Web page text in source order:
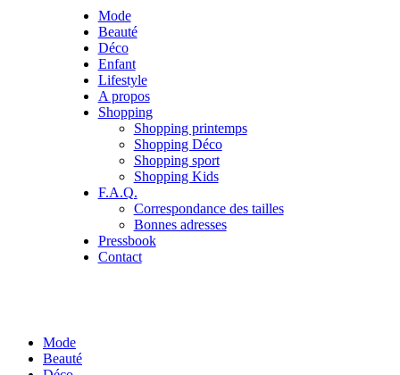
Mode
Beauté
Déco
Enfant
Lifestyle
A propos
Shopping
Shopping printemps
Shopping Déco
Shopping sport
Shopping Kids
F.A.Q.
Correspondance des tailles
Bonnes adresses
Pressbook
Contact
Mode
Beauté